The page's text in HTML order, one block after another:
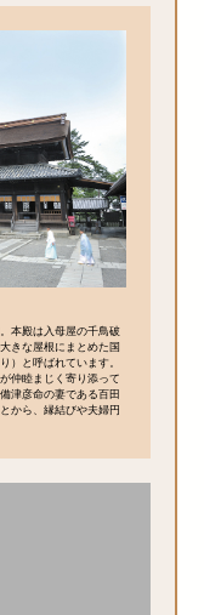
本殿は入母屋の千鳥破
きな屋根にまとめた国
）と呼ばれています。
仲睦まじく寄り添って
津彦命の妻である百田
から、縁結びや夫婦円